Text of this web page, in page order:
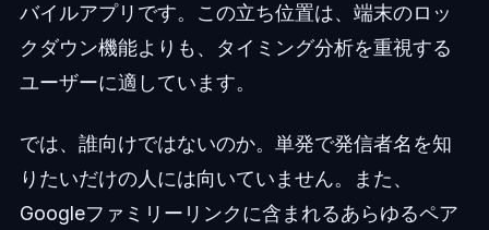
バイルアプリです。この立ち位置は、端末のロッ
クダウン機能よりも、タイミング分析を重視する
ユーザーに適しています。
では、誰向けではないのか。単発で発信者名を知
りたいだけの人には向いていません。また、
Googleファミリーリンクに含まれるあらゆるペア